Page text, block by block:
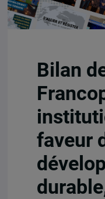
Bilan
faveur